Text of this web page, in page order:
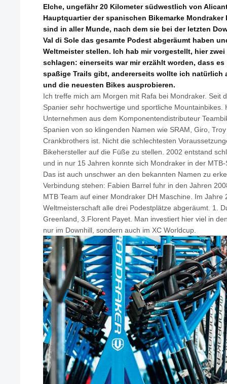
Elche, ungefähr 20 Kilometer südwestlich von
Hauptquartier der spanischen Bikemarke Mondraker
sind in aller Munde, nach dem sie bei der letzten
Val di Sole das gesamte Podest abgeräumt haben
Weltmeister stellen. Ich hab mir vorgestellt, hier
schlagen: einerseits war mir erzählt worden, dass
spaßige Trails gibt, andererseits wollte ich natürlich
und die neuesten Bikes ausprobieren.
Ich treffe mich am Morgen mit Rafa bei Mondraker. Seit
Spanier sehr hochwertige und sportliche Mountainbikes.
Unternehmen aus dem Komponentendistributeur
Spanien von so klingenden Namen wie SRAM, Giro,
Crankbrothers ist. Nicht die schlechtesten
Bikehersteller auf die Füße zu stellen. 2002 entstand
und in nur 15 Jahren konnte sich Mondraker in der
Das ist auch unschwer an den bekannten Namen zu
Verbindung stehen: Fabien Barrel fuhr in den Jahren
MTB Team auf einer Mondraker DH Maschine. Im Jahre
Weltmeisterschaft alle drei Podestplätze abgeräumt. 1.
Greenland, 3.Florent Payet. Man investiert hier viel in
nur im Downhill, sondern auch im XC Worldcup.